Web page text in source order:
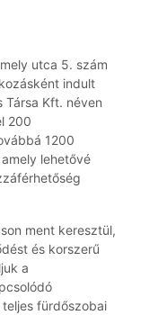
utca 5. szám
indult
Kft. néven
200
1200
lehetővé
ment keresztül,
és korszerű
a
fürdőszobai